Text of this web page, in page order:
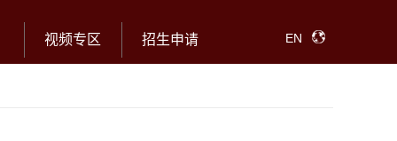
视频专区 招生申请 EN